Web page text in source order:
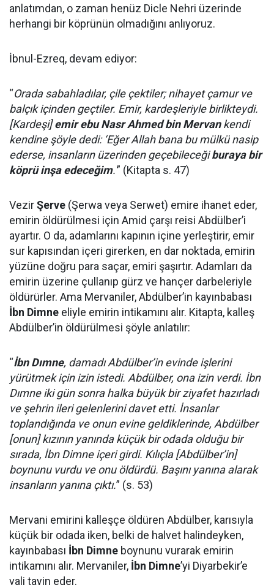
anlatımdan, o zaman henüz Dicle Nehri üzerinde
herhangi bir köprünün olmadığını anlıyoruz.
İbnul-Ezreq, devam ediyor:
“Orada sabahladılar, çile çektiler; nihayet çamur ve
balçık içinden geçtiler. Emir, kardeşleriyle birlikteydi.
[Kardeşi]emir ebu Nasr Ahmed bin Mervankendi
kendine şöyle dedi: ‘Eğer Allah bana bu mülkü nasip
ederse, insanların üzerinden geçebileceğiburaya bir
köprü inşa edeceğim.'” (Kitapta s. 47)
VezirŞerve (Şerwa veya Serwet) emire ihanet eder,
emirin öldürülmesi için Amid çarşı reisi Abdülber’i
ayartır. O da, adamlarını kapının içine yerleştirir, emir
sur kapısından içeri girerken, en dar noktada, emirin
yüzüne doğru para saçar, emiri şaşırtır. Adamları da
emirin üzerine çullanıp gürz ve hançer darbeleriyle
öldürürler. Ama Mervaniler, Abdülber’in kayınbabası
İbn Dimne eliyle emirin intikamını alır. Kitapta, kalleş
Abdülber’in öldürülmesi şöyle anlatılır:
“İbn Dımne, damadı Abdülber’in evinde işlerini
yürütmek için izin istedi. Abdülber, ona izin verdi. İbn
Dımne iki gün sonra halka büyük bir ziyafet hazırladı
ve şehrin ileri gelenlerini davet etti. İnsanlar
toplandığında ve onun evine geldiklerinde, Abdülber
[onun] kızının yanında küçük bir odada olduğu bir
sırada, İbn Dimne içeri girdi. Kılıçla [Abdülber’in]
boynunu vurdu ve onu öldürdü. Başını yanına alarak
insanların yanına çıktı.” (s. 53)
Mervani emirini kalleşçe öldüren Abdülber, karısıyla
küçük bir odada iken, belki de halvet halindeyken,
kayınbabası İbn Dimne boynunu vurarak emirin
intikamını alır. Mervaniler, İbn Dimne’yi Diyarbekir’e
vali tayin eder.